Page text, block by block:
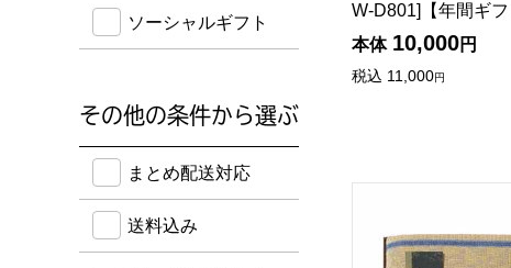
W-D801]【年間ギフ
本体 10,000円
税込 11,000円
ソーシャルギフト
その他の条件から選ぶ
送料込み・ボーナスポイント付き・早得・期間限定商
まとめ配送対応
送料込み